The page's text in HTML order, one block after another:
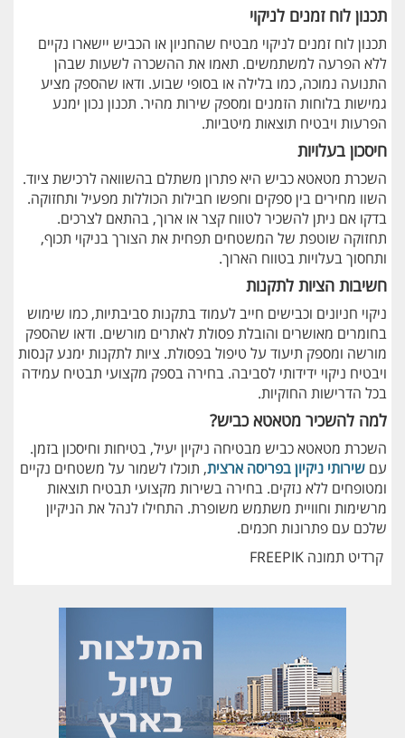
תכנון לוח זמנים לניקוי
תכנון לוח זמנים לניקוי מבטיח שהחניון או הכביש יישארו נקיים
ללא הפרעה למשתמשים. תאמו את ההשכרה לשעות שבהן
התנועה נמוכה, כמו בלילה או בסופי שבוע. ודאו שהספק מציע
גמישות בלוחות הזמנים ומספק שירות מהיר. תכנון נכון ימנע
הפרעות ויבטיח תוצאות מיטביות.
חיסכון בעלויות
השכרת מטאטא כביש היא פתרון משתלם בהשוואה לרכישת ציוד.
השוו מחירים בין ספקים וחפשו חבילות הכוללות מפעיל ותחזוקה.
בדקו אם ניתן להשכיר לטווח קצר או ארוך, בהתאם לצרכים.
תחזוקה שוטפת של המשטחים תפחית את הצורך בניקוי תכוף,
ותחסוך בעלויות בטווח הארוך.
חשיבות הציות לתקנות
ניקוי חניונים וכבישים חייב לעמוד בתקנות סביבתיות, כמו שימוש
בחומרים מאושרים והובלת פסולת לאתרים מורשים. ודאו שהספק
מורשה ומספק תיעוד על טיפול בפסולת. ציות לתקנות ימנע קנסות
ויבטיח ניקוי ידידותי לסביבה. בחירה בספק מקצועי תבטיח עמידה
בכל הדרישות החוקיות.
למה להשכיר מטאטא כביש?
השכרת מטאטא כביש מבטיחה ניקיון יעיל, בטיחות וחיסכון בזמן.
עם שירותי ניקיון בפריסה ארצית, תוכלו לשמור על משטחים נקיים
ומטופחים ללא נזקים. בחירה בשירות מקצועי תבטיח תוצאות
מרשימות וחוויית משתמש משופרת. התחילו לנהל את הניקיון
שלכם עם פתרונות חכמים.
קרדיט תמונה FREEPIK